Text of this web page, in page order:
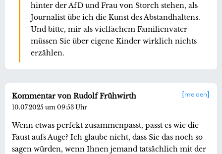
hinter der AfD und Frau von Storch stehen, als
Journalist übe ich die Kunst des Abstandhaltens.
Und bitte, mir als vielfachem Familienvater
müssen Sie über eigene Kinder wirklich nichts
erzählen.
melden
Kommentar von Rudolf Frühwirth
10.07.2025 um 09:53 Uhr
Wenn etwas perfekt zusammenpasst, passt es wie die
Faust aufs Auge? Ich glaube nicht, dass Sie das noch so
sagen würden, wenn Ihnen jemand tatsächlich mit der